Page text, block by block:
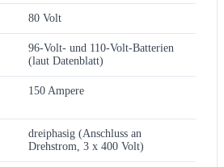
80 Volt
96-Volt- und 110-Volt-Batterien
(laut Datenblatt)
150 Ampere
dreiphasig (Anschluss an
Drehstrom, 3 x 400 Volt)